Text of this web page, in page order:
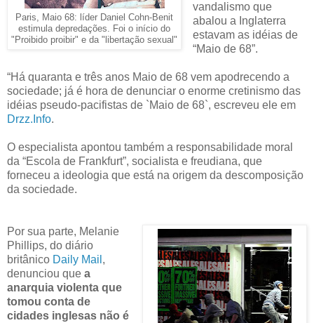
Paris, Maio 68: líder Daniel Cohn-Benit
estimula depredações. Foi o início do
"Proibido proibir" e da "libertação sexual"
vandalismo que
abalou a Inglaterra
estavam as idéias de
“Maio de 68”.
“Há quaranta e três anos Maio de 68 vem apodrecendo a
sociedade; já é hora de denunciar o enorme cretinismo das
idéias pseudo-pacifistas de `Maio de 68`, escreveu ele em
Drzz.Info.
O especialista apontou também a responsabilidade moral
da “Escola de Frankfurt”, socialista e freudiana, que
forneceu a ideologia que está na origem da descomposição
da sociedade.
Por sua parte, Melanie
Phillips, do diário
britânico Daily Mail ,
denunciou que a
anarquia violenta que
tomou conta de
cidades inglesas não é